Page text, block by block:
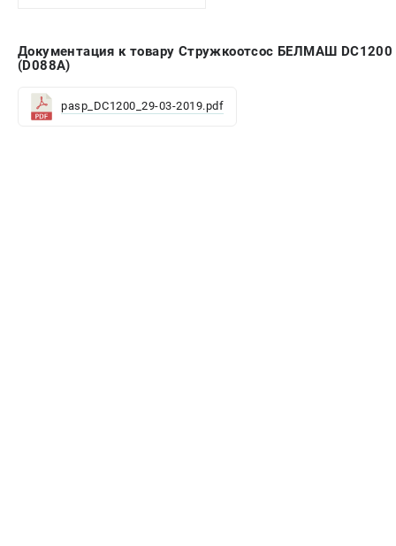
Документация к товару Стружкоотсос БЕЛМАШ DC1200
(D088A)
pasp_DC1200_29-03-2019.pdf